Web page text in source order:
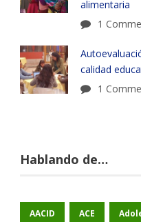
alimentaria
1
calidad
1
Hablando de…
AACID ACE